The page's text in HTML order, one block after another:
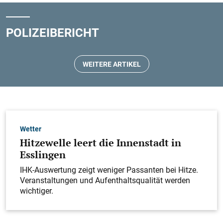
Teckbotenpokal Galerien
Players-Night mit DJ Lars Vegas
POLIZEIBERICHT
Notzingen
Automaten aufgebrochen
WEITERE ARTIKEL
Wetter
Hitzewelle leert die Innenstadt in
Esslingen
IHK-Auswertung zeigt weniger Passanten bei Hitze.
Veran­staltungen und Aufenthaltsqualität werden
wichtiger.